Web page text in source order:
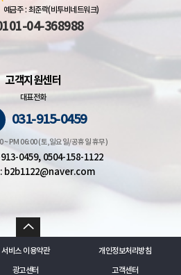
예금주 : 최준락(비투비네트워크)
04-368988
고객지원센터
대표전화
031-915-0459
~ PM 06:00 (토,일요일/공휴일 휴무)
0459, 0504-158-1122
b2b1122@naver.com
서비스 이용약관 개인정보처리방침
광고센터 고객센터